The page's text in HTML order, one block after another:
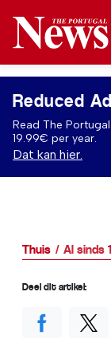
Reduced
Read The
19.99€ per year.
Dat kan hier.
Thuis Al sinds
Deel dit artikel: